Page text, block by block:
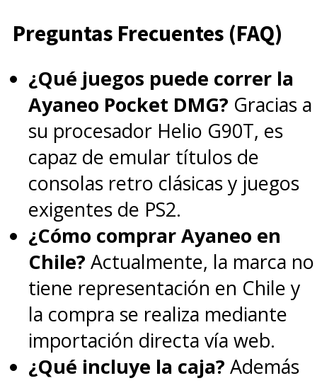
Preguntas Frecuentes (FAQ)
¿Qué juegos puede correr la
Ayaneo Pocket DMG? Gracias a
su procesador Helio G90T, es
capaz de emular títulos de
consolas retro clásicas y juegos
exigentes de PS2.
¿Cómo comprar Ayaneo en
Chile? Actualmente, la marca no
tiene representación en Chile y
la compra se realiza mediante
importación directa vía web.
¿Qué incluye la caja? Además